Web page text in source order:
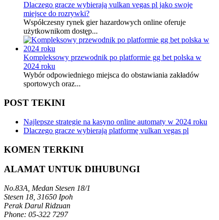
Dlaczego gracze wybierają vulkan vegas pl jako swoje
miejsce do rozrywki?
Współczesny rynek gier hazardowych online oferuje
użytkownikom dostęp...
Kompleksowy przewodnik po platformie gg bet polska w
2024 roku
Wybór odpowiedniego miejsca do obstawiania zakładów
sportowych oraz...
POST TEKINI
Najlepsze strategie na kasyno online automaty w 2024 roku
Dlaczego gracze wybierają platformę vulkan vegas pl
KOMEN TERKINI
ALAMAT UNTUK DIHUBUNGI
No.83A, Medan Stesen 18/1
Stesen 18, 31650 Ipoh
Perak Darul Ridzuan
Phone: 05-322 7297